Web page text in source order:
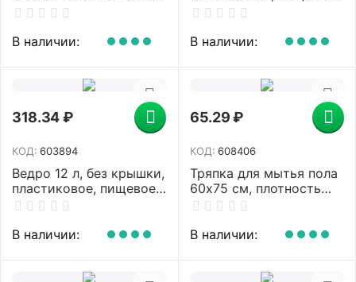
КРАСНОЕ, подходит для
уборки, хранения,
В наличии:
с глянцевым узором,
шкала, LAIMA, 603893
В наличии:
318.34₽
КОД: 603894
Ведро 12 л, без крышки,
пластиковое, пищевое,
с узором, цвет синий,
603894
В наличии:
65.29 ₽
КОД: 608406
Тряпка для мытья пола
60х75 см, плотность
260 г/м2, ХПП, серая в
В наличии: